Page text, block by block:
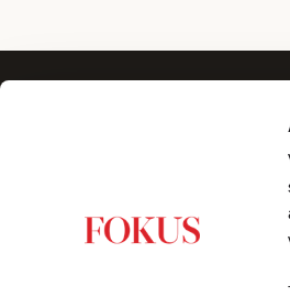
Fokus förklarar, fördjupar
perspektiv till dig som vill se
det dagsaktuella och förstå